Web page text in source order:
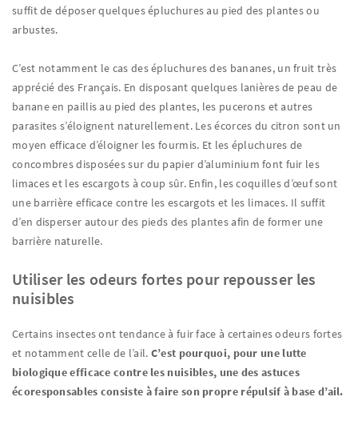
suffit de déposer quelques épluchures au pied des plantes ou
arbustes.
C’est notamment le cas des épluchures des bananes, un fruit très
apprécié des Français. En disposant quelques lanières de peau de
banane en paillis au pied des plantes, les pucerons et autres
parasites s’éloignent naturellement. Les écorces du citron sont un
moyen efficace d’éloigner les fourmis. Et les épluchures de
concombres disposées sur du papier d’aluminium font fuir les
limaces et les escargots à coup sûr. Enfin, les coquilles d’œuf sont
une barrière efficace contre les escargots et les limaces. Il suffit
d’en disperser autour des pieds des plantes afin de former une
barrière naturelle.
Utiliser les odeurs fortes pour repousser les
nuisibles
Certains insectes ont tendance à fuir face à certaines odeurs fortes
et notamment celle de l’ail. C’est pourquoi, pour une lutte
biologique efficace contre les nuisibles, une des astuces
écoresponsables consiste à faire son propre répulsif à base d’ail.